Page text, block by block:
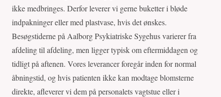
ikke medbringes. Derfor leverer vi gerne buketter i bløde
indpakninger eller med plastvase, hvis det ønskes.
Besøgstiderne på Aalborg Psykiatriske Sygehus varierer fra
afdeling til afdeling, men ligger typisk om eftermiddagen og
tidligt på aftenen. Vores leverancer foregår inden for normal
åbningstid, og hvis patienten ikke kan modtage blomsterne
direkte, afleverer vi dem på personalets vagtstue eller i